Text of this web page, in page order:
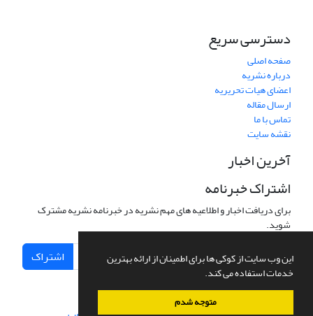
این وب سایت از کوکی ها برای اطمینان از ارائه بهترین
خدمات استفاده می کند.
متوجه شدم
دسترسی سریع
صفحه اصلی
درباره نشریه
اعضای هیات تحریریه
ارسال مقاله
تماس با ما
نقشه سایت
آخرین اخبار
اشتراک خبرنامه
برای دریافت اخبار و اطلاعیه های مهم نشریه در خبرنامه نشریه مشترک
شوید.
اشتراک